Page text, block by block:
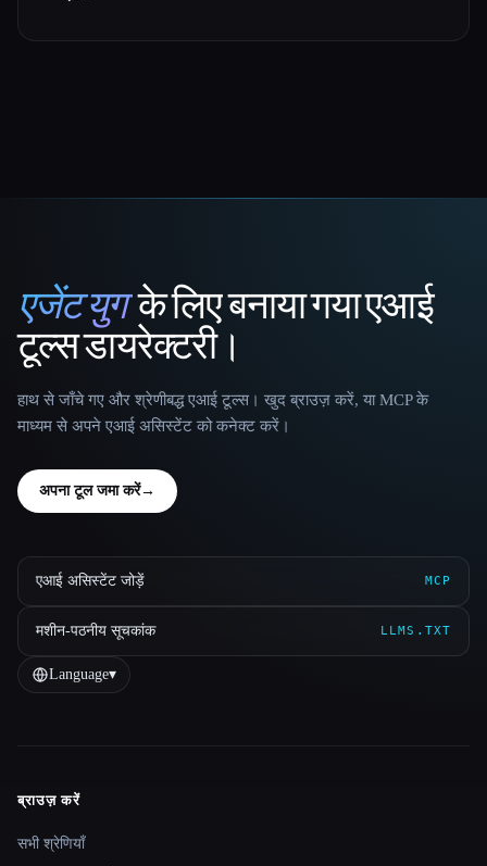
That AI Collection
एजेंट युगके लिए बनाया गया एआई
टूल्स डायरेक्टरी।
हाथ से जाँचे गए और श्रेणीबद्ध एआई टूल्स। खुद ब्राउज़ करें, या MCP के
माध्यम से अपने एआई असिस्टेंट को कनेक्ट करें।
अपना टूल जमा करें→
एआई असिस्टेंट जोड़ें MCP
मशीन-पठनीय सूचकांक LLMS.TXT
Language▾
Site navigation
ब्राउज़ करें
सभी श्रेणियाँ